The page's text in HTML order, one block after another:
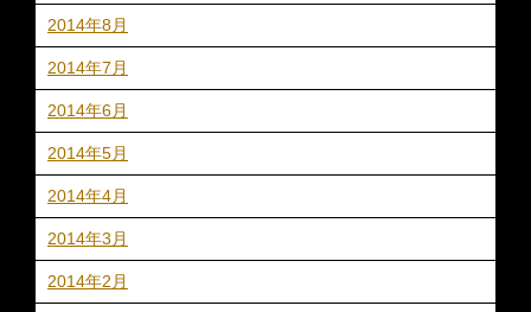
2014年8月
2014年7月
2014年6月
2014年5月
2014年4月
2014年3月
2014年2月